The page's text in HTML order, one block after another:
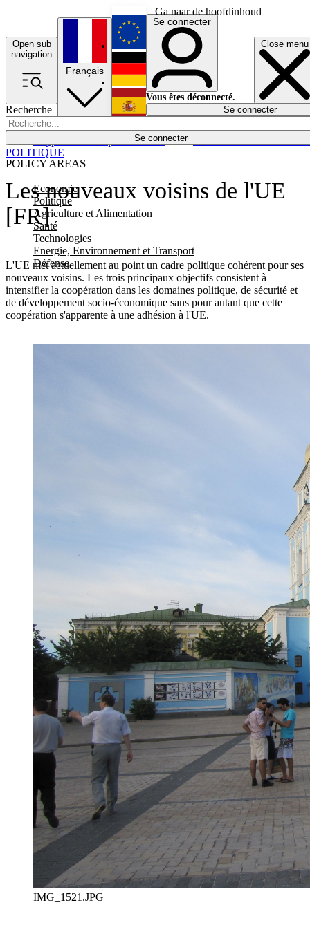
Ga naar de hoofdinhoud
Open sub
navigation
Close menu
Recherche
Se connecter
POLICY AREAS
Economie
Politique
Agriculture et Alimentation
Santé
Technologies
Energie, Environnement et Transport
Défense
Économie
Français
English
Deutsch
Español
Se connecter
Vous êtes déconnecté.
Se connecter
Les nouveaux voisins de l'UE
[FR]
L'UE met actuellement au point un cadre politique cohérent pour ses
nouveaux voisins. Les trois principaux objectifs consistent à
intensifier la coopération dans les domaines politique, de sécurité et
de développement socio-économique sans pour autant que cette
coopération s'apparente à une adhésion à l'UE.
POLITIQUE
IMG_1521.JPG